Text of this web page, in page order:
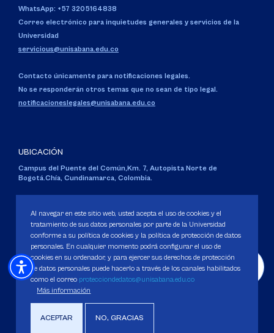
WhatsApp: +57 3205164838
Correo electrónico para inquietudes generales y servicios de la
Universidad
servicious@unisabana.edu.co
Contacto únicamente para notificaciones legales.
No se responderán otros temas que no sean de tipo legal.
notificacioneslegales@unisabana.edu.co
UBICACIÓN
Campus del Puente del Común,Km. 7, Autopista Norte de
Bogotá.Chía, Cundinamarca, Colombia.
Personería Jurídica:Resolución 130 del 14 de enero de 1980.
Ministerio de Educación Nacional.
Política de Protección de datos
Derechos Pecuniarios
Al navegar en este sitio web, usted acepta el uso de cookies y el
tratamiento de sus datos personales por parte de la Universidad
conforme a su política de cookies y la política de protección de datos
personales. En cualquier momento podrá configurar el uso de
cookies en su ordenador, y para ejercer sus derechos de protección
de datos personales puede hacerlo a través de los canales habilitados
como el correo protecciondedatos@unisabana.edu.co
Más información
ACEPTAR NO, GRACIAS